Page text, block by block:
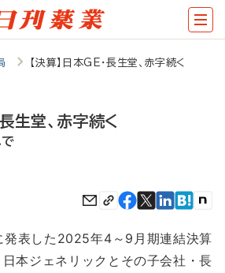
【決算】日本GE・長生堂、赤字続く
長生堂、赤字続く
表した2025年4～9月期連結決算
本ジェネリックとその子会社・長